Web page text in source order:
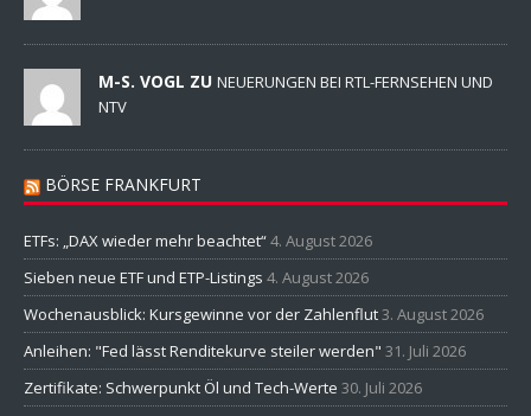
M-S. VOGL ZU NEUERUNGEN BEI RTL-FERNSEHEN UND
NTV
BÖRSE FRANKFURT
ETFs: „DAX wieder mehr beachtet“4. August 2026
Sieben neue ETF und ETP-Listings 4. August 2026
Wochenausblick: Kursgewinne vor der Zahlenflut3. August 2026
Anleihen: "Fed lässt Renditekurve steiler werden" 31. Juli 2026
Zertifikate: Schwerpunkt Öl und Tech-Werte 30. Juli 2026